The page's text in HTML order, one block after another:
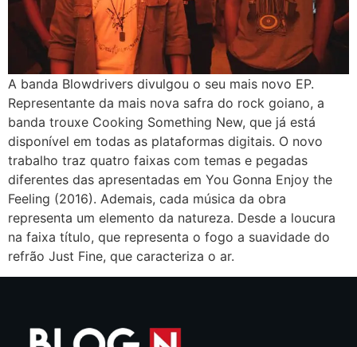
A banda Blowdrivers divulgou o seu mais novo EP.
Representante da mais nova safra do rock goiano, a
banda trouxe Cooking Something New, que já está
disponível em todas as plataformas digitais. O novo
trabalho traz quatro faixas com temas e pegadas
diferentes das apresentadas em You Gonna Enjoy the
Feeling (2016). Ademais, cada música da obra
representa um elemento da natureza. Desde a loucura
na faixa título, que representa o fogo a suavidade do
refrão Just Fine, que caracteriza o ar.